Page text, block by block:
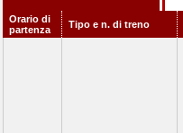
Orario di
partenza
Tipo e n. di treno